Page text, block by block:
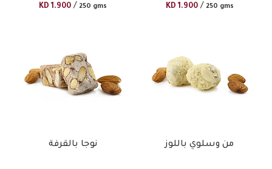
KD 1.900 / 250 gms KD 1.900 / 250 gms
نوجا بالقرفة من وسلوي باللوز